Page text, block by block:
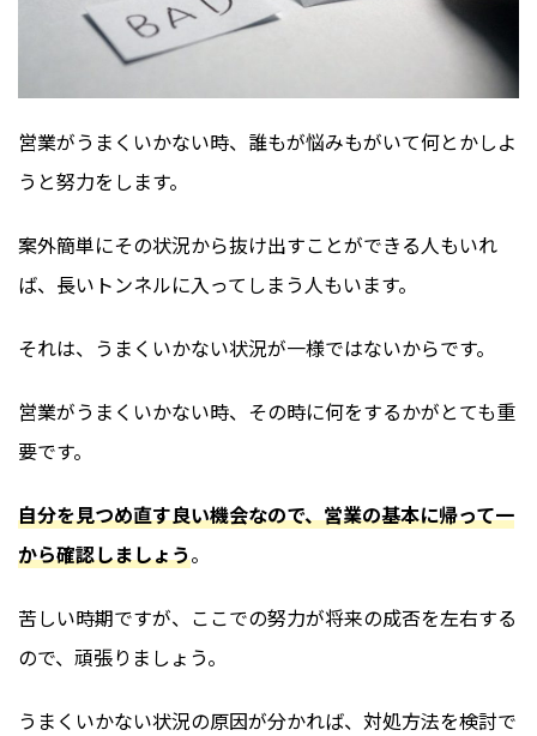
営業がうまくいかない時、誰もが悩みもがいて何とかしよ
うと努力をします。
案外簡単にその状況から抜け出すことができる人もいれ
ば、長いトンネルに入ってしまう人もいます。
それは、うまくいかない状況が一様ではないからです。
営業がうまくいかない時、その時に何をするかがとても重
要です。
自分を見つめ直す良い機会なので、営業の基本に帰って一
から確認しましょう。
苦しい時期ですが、ここでの努力が将来の成否を左右する
ので、頑張りましょう。
うまくいかない状況の原因が分かれば、対処方法を検討で